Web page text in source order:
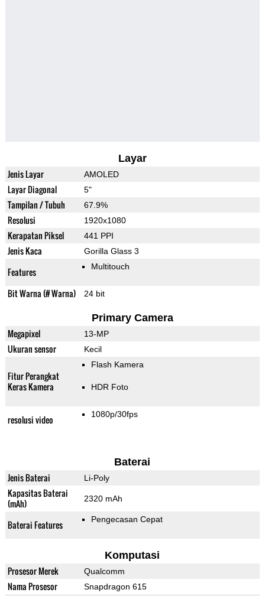
Layar
Jenis Layar AMOLED
Layar Diagonal 5"
Tampilan / Tubuh 67.9%
Resolusi 1920x1080
Kerapatan Piksel 441 PPI
Jenis Kaca Gorilla Glass 3
Features Multitouch
Bit Warna (# Warna) 24 bit
Primary Camera
Megapixel 13-MP
Ukuran sensor Kecil
Fitur Perangkat
Keras Kamera
Flash Kamera
HDR Foto
resolusi video 1080p/30fps
Baterai
Jenis Baterai Li-Poly
Kapasitas Baterai
(mAh)
2320 mAh
Baterai Features Pengecasan Cepat
Komputasi
Prosesor Merek Qualcomm
Nama Prosesor Snapdragon 615